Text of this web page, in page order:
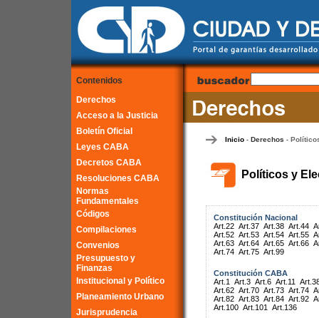
Contenidos
Derechos
Acceso a la Justicia
Boletín Oficial
Leyes CABA
Decretos CABA
Resoluciones CABA
Normas
Fundamentales
Códigos
Compilaciones
Convenios
Presupuesto y
Finanzas
Institucional y Político
Planeamiento Urbano
Jurisprudencia
Inicio- Derechos -
Políticos y
Constitución Nacional
Art.22 Art.37 Art.38 Art.44
Art.52 Art.53 Art.54 Art.55
Art.63 Art.64 Art.65 Art.66
Art.74 Art.75 Art.99
Constitución CABA
Art.1
Art.3 Art.6 Art.11
Art.62 Art.70 Art.73 Art.74
Art.82 Art.83 Art.84 Art.92
Art.100 Art.101 Art.136